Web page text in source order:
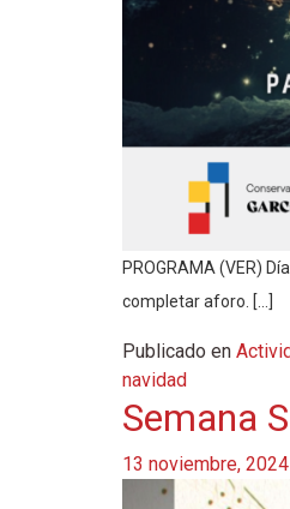
PROGRAMA (VER)
completar aforo. […]
Publicado en
navidad
Semana
13 noviembre, 2024